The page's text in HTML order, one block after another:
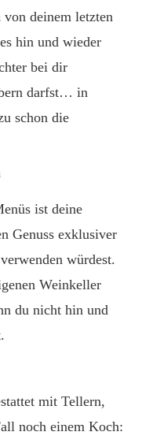
deinem letzten
hin und wieder
bei dir
darfst… in
schon die
ist deine
Genuss exklusiver
würdest.
Weinkeller
du nicht hin und
mit Tellern,
noch einem Koch: